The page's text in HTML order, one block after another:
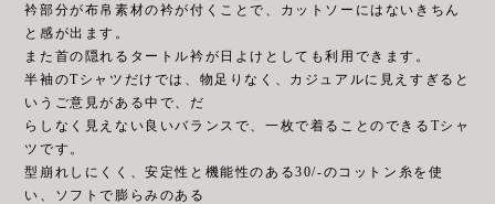
衿部分が布帛素材の衿が付くことで、カットソーにはないきちん
と感が出ます。
また首の隠れるタートル衿が日よけとしても利用できます。
半袖のTシャツだけでは、物足りなく、カジュアルに見えすぎると
いうご意見がある中で、だ
らしなく見えない良いバランスで、一枚で着ることのできるTシャ
ツです。
型崩れしにくく、安定性と機能性のある30/-のコットン糸を使
い、ソフトで膨らみのある